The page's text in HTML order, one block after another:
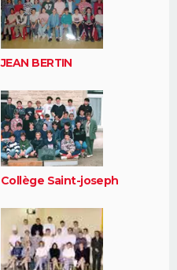
JEAN BERTIN
Collège Saint-joseph